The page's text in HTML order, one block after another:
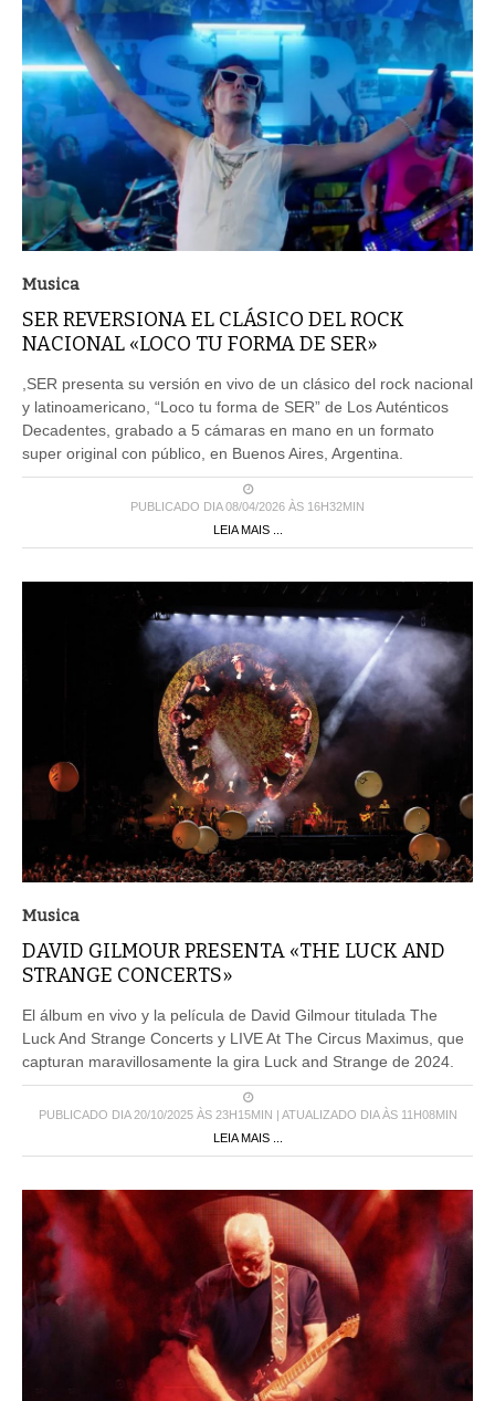
Musica
SER REVERSIONA EL CLÁSICO DEL ROCK
NACIONAL «LOCO TU FORMA DE SER»
,SER presenta su versión en vivo de un clásico del rock nacional
y latinoamericano, “Loco tu forma de SER” de Los Auténticos
Decadentes, grabado a 5 cámaras en mano en un formato
super original con público, en Buenos Aires, Argentina.
PUBLICADO DIA 08/04/2026 ÀS 16H32MIN
LEIA MAIS ...
Musica
DAVID GILMOUR PRESENTA «THE LUCK AND
STRANGE CONCERTS»
El álbum en vivo y la película de David Gilmour titulada The
Luck And Strange Concerts y LIVE At The Circus Maximus, que
capturan maravillosamente la gira Luck and Strange de 2024.
PUBLICADO DIA 20/10/2025 ÀS 23H15MIN | ATUALIZADO DIA ÀS 11H08MIN
LEIA MAIS ...